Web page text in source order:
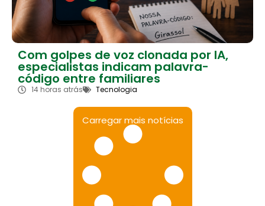
Com golpes de voz clonada por IA,
especialistas indicam palavra-
código entre familiares
14 horas atrás Tecnologia
Carregar mais notícias